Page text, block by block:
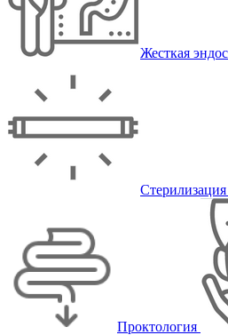
Жесткая
Проктология